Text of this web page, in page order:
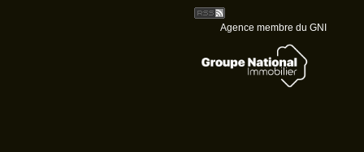
Agence membre du GNI